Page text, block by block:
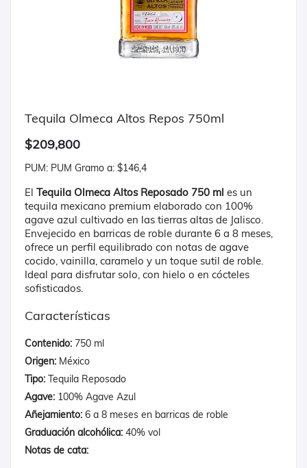
Tequila Olmeca Altos Repos 750ml
$209,800
PUM: PUM Gramo a: $146,4
El Tequila Olmeca Altos Reposado 750 ml es un
tequila mexicano premium elaborado con 100%
agave azul cultivado en las tierras altas de Jalisco.
Envejecido en barricas de roble durante 6 a 8 meses,
ofrece un perfil equilibrado con notas de agave
cocido, vainilla, caramelo y un toque sutil de roble.
Ideal para disfrutar solo, con hielo o en cócteles
sofisticados.
Características
Contenido: 750 ml
Origen: México
Tipo: Tequila Reposado
Agave: 100% Agave Azul
Añejamiento: 6 a 8 meses en barricas de roble
Graduación alcohólica: 40% vol
Notas de cata: